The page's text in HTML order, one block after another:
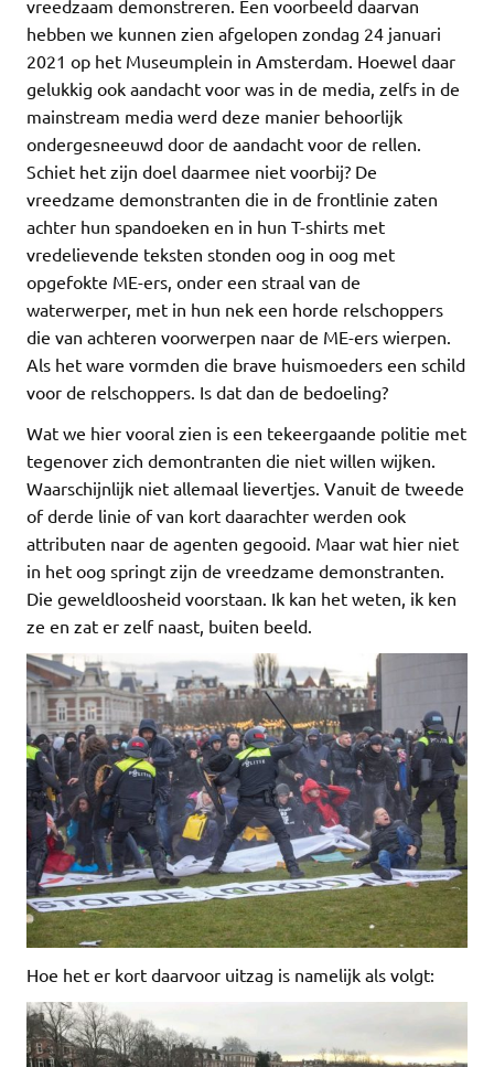
vreedzaam demonstreren. Een voorbeeld daarvan
hebben we kunnen zien afgelopen zondag 24 januari
2021 op het Museumplein in Amsterdam. Hoewel daar
gelukkig ook aandacht voor was in de media, zelfs in de
mainstream media werd deze manier behoorlijk
ondergesneeuwd door de aandacht voor de rellen.
Schiet het zijn doel daarmee niet voorbij? De
vreedzame demonstranten die in de frontlinie zaten
achter hun spandoeken en in hun T-shirts met
vredelievende teksten stonden oog in oog met
opgefokte ME-ers, onder een straal van de
waterwerper, met in hun nek een horde relschoppers
die van achteren voorwerpen naar de ME-ers wierpen.
Als het ware vormden die brave huismoeders een schild
voor de relschoppers. Is dat dan de bedoeling?
Wat we hier vooral zien is een tekeergaande politie met
tegenover zich demontranten die niet willen wijken.
Waarschijnlijk niet allemaal lievertjes. Vanuit de tweede
of derde linie of van kort daarachter werden ook
attributen naar de agenten gegooid. Maar wat hier niet
in het oog springt zijn de vreedzame demonstranten.
Die geweldloosheid voorstaan. Ik kan het weten, ik ken
ze en zat er zelf naast, buiten beeld.
Hoe het er kort daarvoor uitzag is namelijk als volgt: